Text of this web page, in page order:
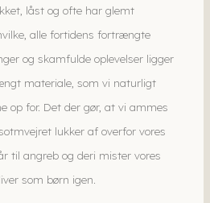
låst og ofte har glemt
alle fortidens fortrængte
og skamfulde oplevelser ligger
materiale, som vi naturligt
op for. Det der gør, at vi ammes
lukker af overfor vores
til angreb og deri mister vores
som børn igen.